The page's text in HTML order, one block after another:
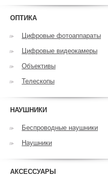
ОПТИКА
Цифровые фотоаппараты
Цифровые видеокамеры
Объективы
Телескопы
НАУШНИКИ
Беспроводные наушники
Наушники
АКСЕССУАРЫ